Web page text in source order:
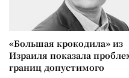
«Большая крокодила» из
Израиля показала
границ допустимого